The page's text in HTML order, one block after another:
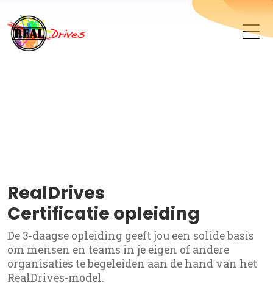
RealDrives
Certificatie opleiding
De 3-daagse opleiding geeft jou een solide basis
om mensen en teams in je eigen of andere
organisaties te begeleiden aan de hand van het
RealDrives-model.